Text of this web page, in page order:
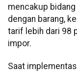
mencakup
dengan barang,
tarif lebih dari 98
impor.
Saat